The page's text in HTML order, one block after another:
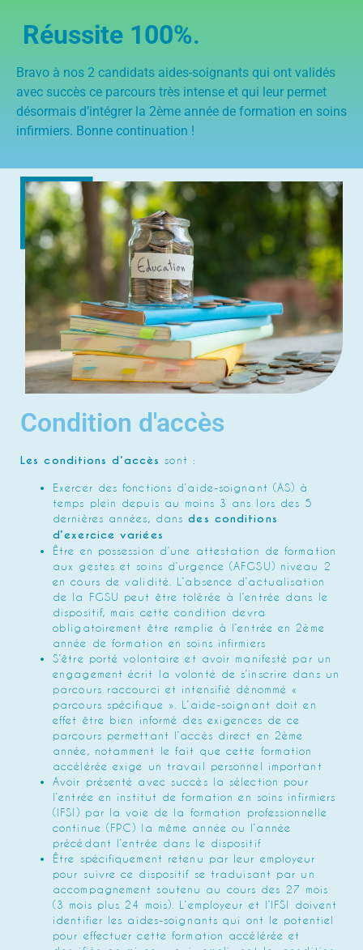
Réussite 100%.
Bravo à nos 2 candidats aides-soignants qui ont validés
avec succès ce parcours très intense et qui leur permet
désormais d’intégrer la 2ème année de formation en soins
infirmiers. Bonne continuation !
Condition d'accès
Les conditions d’accès sont :
Exercer des fonctions d’aide-soignant (AS) à
temps plein depuis au moins 3 ans lors des 5
dernières années, dansdes conditions
d’exercice variées
Être en possession d’une attestation de formation
aux gestes et soins d’urgence (AFGSU) niveau 2
en cours de validité. L’absence d’actualisation
de la FGSU peut être tolérée à l’entrée dans le
dispositif, mais cette condition devra
obligatoirement être remplie à l’entrée en 2ème
année de formation en soins infirmiers
S’être porté volontaire et avoir manifesté par un
engagement écrit la volonté de s’inscrire dans un
parcours raccourci et intensifié dénommé «
parcours spécifique ». L’aide-soignant doit en
effet être bien informé des exigences de ce
parcours permettant l’accès direct en 2ème
année, notamment le fait que cette formation
accélérée exige un travail personnel important
Avoir présenté avec succès la sélection pour
l’entrée en institut de formation en soins infirmiers
(IFSI) par la voie de la formation professionnelle
continue (FPC) la même année ou l’année
précédant l’entrée dans le dispositif
Être spécifiquement retenu par leur employeur
pour suivre ce dispositif se traduisant par un
accompagnement soutenu au cours des 27 mois
(3 mois plus 24 mois). L’employeur et l’IFSI doivent
identifier les aides-soignants qui ont le potentiel
pour effectuer cette formation accélérée et